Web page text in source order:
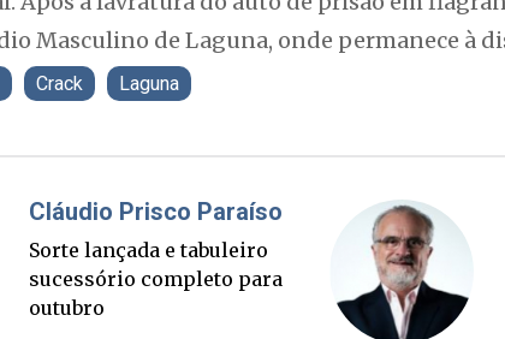
Masculino de Laguna, onde permanece à
Crack Laguna
rápido
quem
Fabiano
Ponte Anita
palanque eleitoral